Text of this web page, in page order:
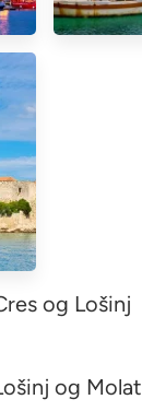
og Lošinj
og Molat